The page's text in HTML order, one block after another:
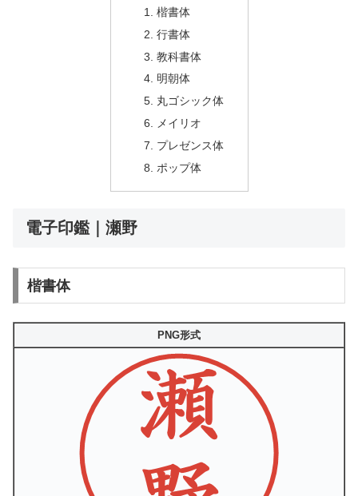
楷書体
行書体
教科書体
明朝体
丸ゴシック体
メイリオ
プレゼンス体
ポップ体
電子印鑑｜瀬野
楷書体
PNG形式